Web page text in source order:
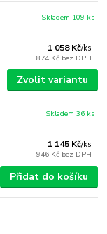
1 058 Kč/ks
874 Kč bez DPH
Skladem 109 ks
Zvolit variantu
1 145 Kč/ks
946 Kč bez DPH
Skladem 36 ks
Přidat do košíku